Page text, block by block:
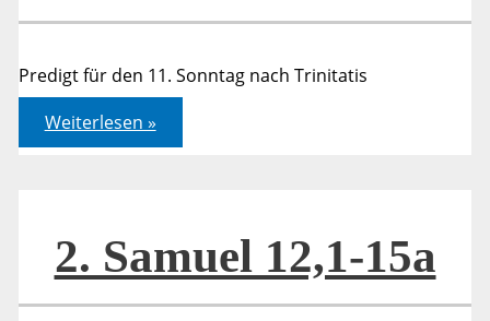
Predigt für den 11. Sonntag nach Trinitatis
Lukas
07,36-
50
Weiterlesen »
2. Samuel 12,1-15a